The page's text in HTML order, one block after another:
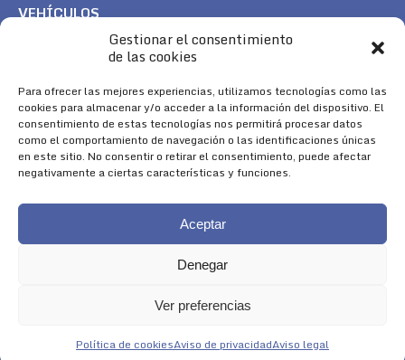
Gestionar el consentimiento
de las cookies
Para ofrecer las mejores experiencias, utilizamos tecnologías como las
cookies para almacenar y/o acceder a la información del dispositivo. El
consentimiento de estas tecnologías nos permitirá procesar datos
como el comportamiento de navegación o las identificaciones únicas
en este sitio. No consentir o retirar el consentimiento, puede afectar
negativamente a ciertas características y funciones.
Aceptar
Denegar
Ver preferencias
Política de cookiesAviso de privacidadAviso legal
VEHÍCULOS
TREK
SÍGUENOS
Encuéntranos en:
Facebook
page
YouTube
page
Instagram
page
Aviso Legal|Política de Cookies